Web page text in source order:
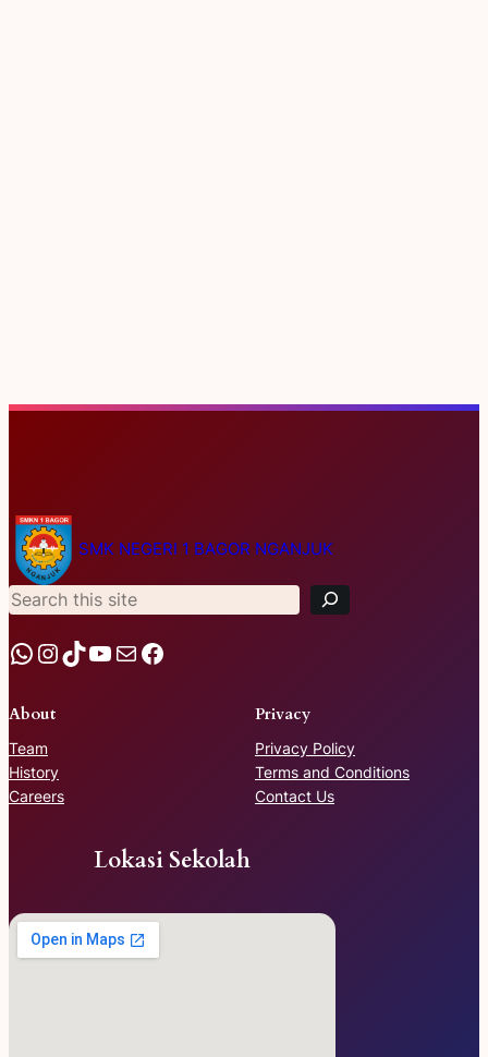
SMK NEGERI 1 BAGOR NGANJUK
S
r
c
h
WhatsApp InstagramTikTok YouTube Mail Facebook
About
Team
History
Careers
Privacy
Privacy Policy
Terms and Conditions
Contact Us
Lokasi Sekolah